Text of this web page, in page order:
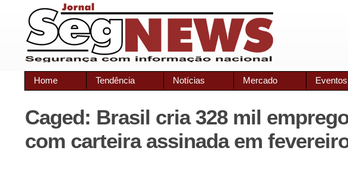
Home Tendência Notícias Mercado Eventos
Caged: Brasil cria 328 mil
com carteira assinada em